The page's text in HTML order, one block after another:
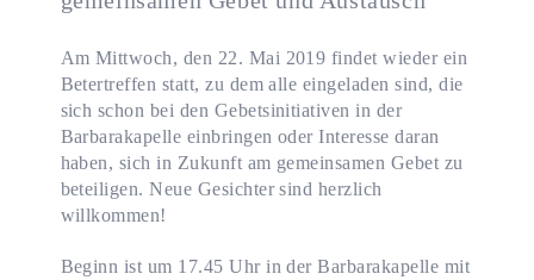
Am Mittwoch, den 22. Mai 2019 findet wieder ein
Betertreffen statt, zu dem alle eingeladen sind, die
sich schon bei den Gebetsinitiativen in der
Barbarakapelle einbringen oder Interesse daran
haben, sich in Zukunft am gemeinsamen Gebet zu
beteiligen. Neue Gesichter sind herzlich
willkommen!
Beginn ist um 17.45 Uhr in der Barbarakapelle mit